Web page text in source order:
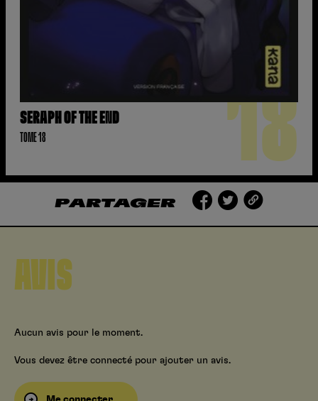
SERAPH OF THE END
TOME 18 18
PARTAGER
AVIS
Aucun avis pour le moment.
Vous devez être connecté pour ajouter un avis.